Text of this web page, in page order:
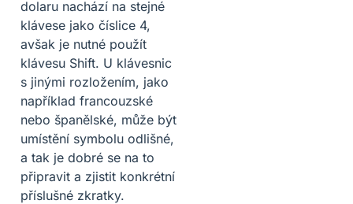
dolaru nachází na stejné
klávese jako číslice 4,
avšak je nutné použít
klávesu Shift. U klávesnic
s jinými rozložením, jako
například francouzské
nebo španělské, může být
umístění symbolu odlišné,
a tak je dobré se na to
připravit a zjistit konkrétní
příslušné zkratky.